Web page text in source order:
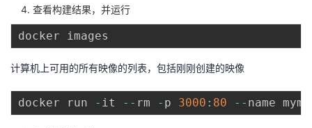
查看构建结果，并运行
计算机上可用的所有映像的列表，包括刚刚创建的映像
docker run - it -- rm - p 3000 : 80 --